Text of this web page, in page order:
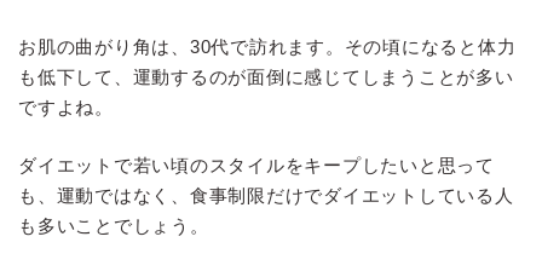
お肌の曲がり角は、30代で訪れます。その頃になると体力
も低下して、運動するのが面倒に感じてしまうことが多い
ですよね。
ダイエットで若い頃のスタイルをキープしたいと思って
も、運動ではなく、食事制限だけでダイエットしている人
も多いことでしょう。